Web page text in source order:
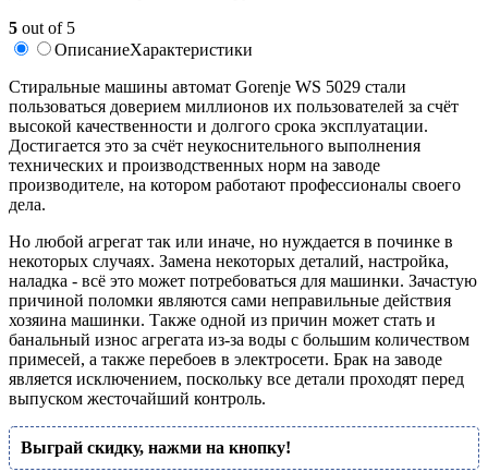
5 out of 5
ОписаниеХарактеристики
Стиральные машины автомат Gorenje WS 5029 стали
пользоваться доверием миллионов их пользователей за счёт
высокой качественности и долгого срока эксплуатации.
Достигается это за счёт неукоснительного выполнения
технических и производственных норм на заводе
производителе, на котором работают профессионалы своего
дела.
Но любой агрегат так или иначе, но нуждается в починке в
некоторых случаях. Замена некоторых деталий, настройка,
наладка - всё это может потребоваться для машинки. Зачастую
причиной поломки являются сами неправильные действия
хозяина машинки. Также одной из причин может стать и
банальный износ агрегата из-за воды с большим количеством
примесей, а также перебоев в электросети. Брак на заводе
является исключением, поскольку все детали проходят перед
выпуском жесточайший контроль.
Выграй скидку, нажми на кнопку!